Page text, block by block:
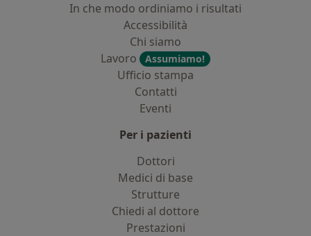
In che modo ordiniamo i risultati
Accessibilità
Chi siamo
Lavoro
Assumiamo!
Ufficio stampa
Contatti
Eventi
Per i pazienti
Dottori
Medici di base
Strutture
Chiedi al dottore
Prestazioni